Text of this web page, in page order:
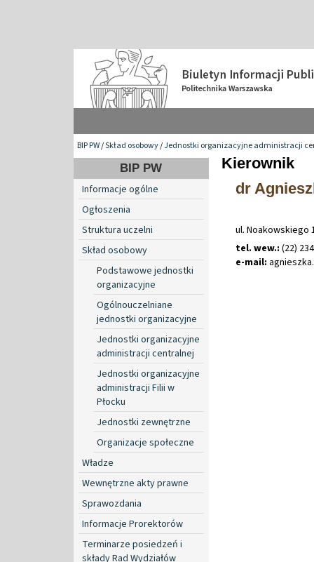
BIP PW/Skład osobowy/Jednostki organizacyjne administracji
BIP PW
Informacje ogólne
Ogłoszenia
Struktura uczelni
Skład osobowy
Podstawowe jednostki
organizacyjne
Ogólnouczelniane
jednostki organizacyjne
Jednostki organizacyjne
administracji centralnej
Jednostki organizacyjne
administracji Filii w
Płocku
Jednostki zewnętrzne
Organizacje społeczne
Władze
Wewnętrzne akty prawne
Sprawozdania
Informacje Prorektorów
Terminarze posiedzeń i
składy Rad Wydziałów
Kierownik
dr
ul. Noakowskiego
tel. wew.: (22)
e-mail: agnieszka.